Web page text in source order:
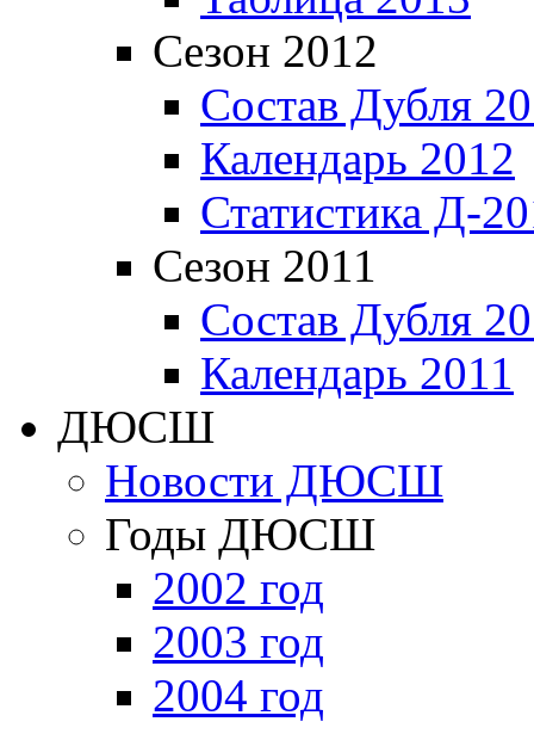
Сезон 2012
Состав Дубля
Календарь 2012
Статистика Д-
Сезон 2011
Состав Дубля
Календарь 2011
ДЮСШ
Новости ДЮСШ
Годы ДЮСШ
2002 год
2003 год
2004 год